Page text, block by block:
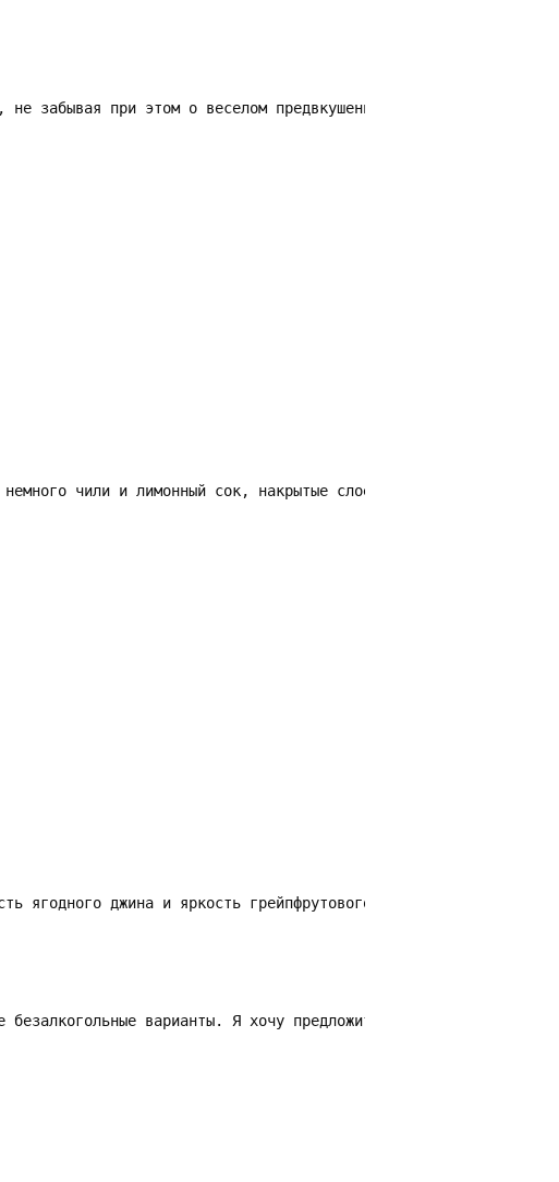
забывая при этом о веселом предвкушении, у меня есть
чили и лимонный сок, накрытые слоем бланша, словно
ягодного джина и яркость грейпфрутового пива в
варианты. Я хочу предложить вам несколько